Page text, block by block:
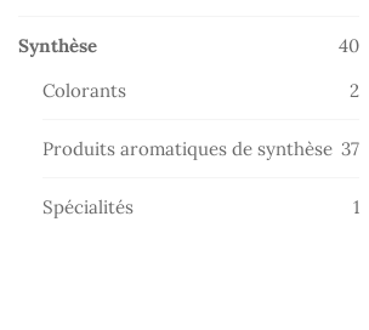
Synthèse
4040
Colorants 2
Produits aromatiques de synthèse 3737
Spécialités
1